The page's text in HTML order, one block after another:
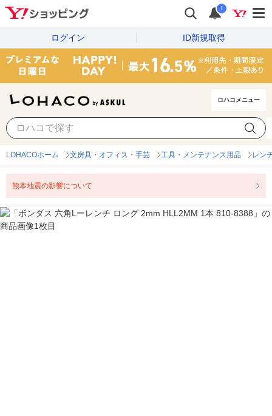
i
ログイン ID新規取得
ロハコメニュー
LOHACOホーム 文房具・オフィス・手芸 工具・メンテナンス用品 レン
熊本地震の影響について